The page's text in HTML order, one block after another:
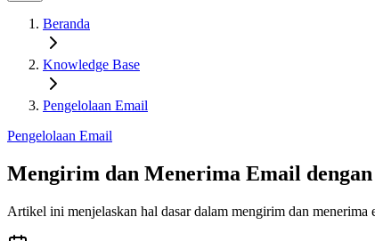
Beranda
Knowledge Base
Pengelolaan Email
Pengelolaan Email
Mengirim dan Menerima Email
Artikel ini menjelaskan hal dasar dalam mengirim dan